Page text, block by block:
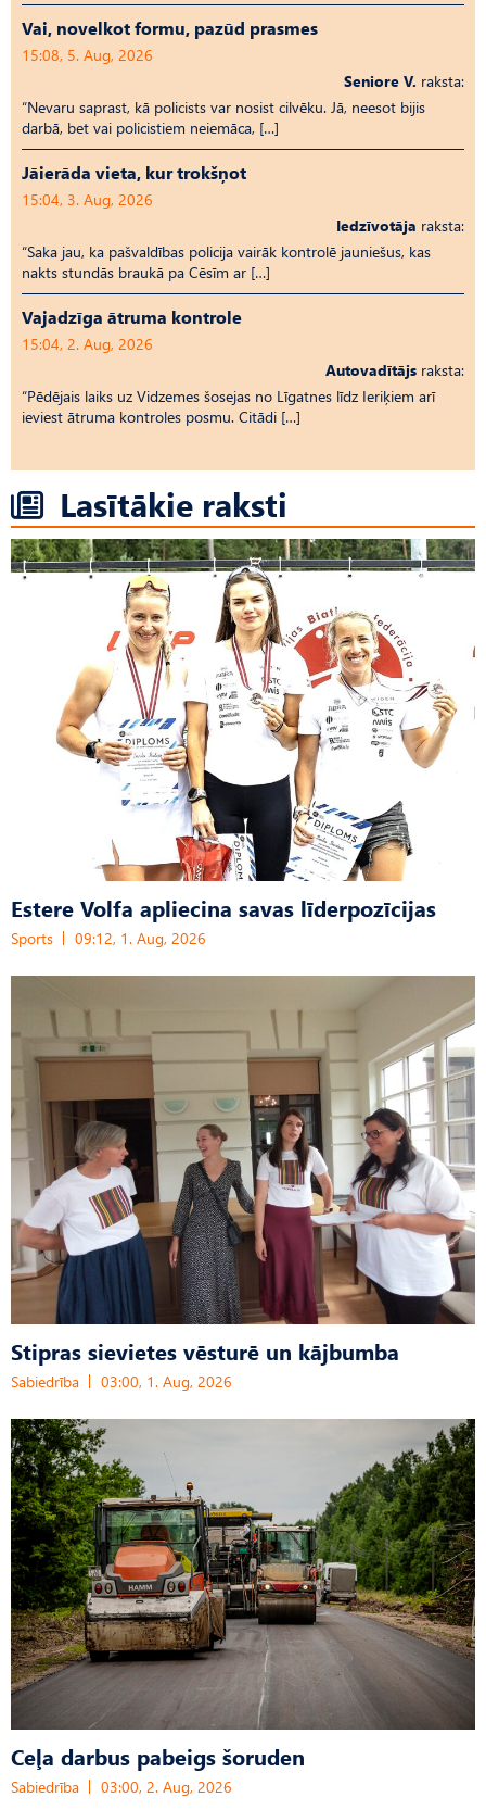
Vai, novelkot formu, pazūd prasmes
15:08, 5. Aug, 2026
Seniore V. raksta:
“Nevaru saprast, kā policists var nosist cilvēku. Jā, neesot bijis
darbā, bet vai policistiem neiemāca, […]
Jāierāda vieta, kur trokšņot
15:04, 3. Aug, 2026
Iedzīvotāja raksta:
“Saka jau, ka pašvaldības policija vairāk kontrolē jauniešus, kas
nakts stundās braukā pa Cēsīm ar […]
Vajadzīga ātruma kontrole
15:04, 2. Aug, 2026
Autovadītājs raksta:
“Pēdējais laiks uz Vid­ze­mes šosejas no Līgatnes līdz Ieriķiem arī
ieviest ātruma kontroles posmu. Citādi […]
Lasītākie raksti
Estere Volfa apliecina savas līderpozīcijas
Sports 09:12, 1. Aug, 2026
Stipras sievietes vēsturē un kājbumba
Sabiedrība 03:00, 1. Aug, 2026
Ceļa darbus pabeigs šoruden
Sabiedrība 03:00, 2. Aug, 2026